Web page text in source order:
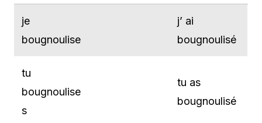
je
bougnoulise
j’ ai
bougnoulisé
tu
bougnoulise
s
tu as
bougnoulisé